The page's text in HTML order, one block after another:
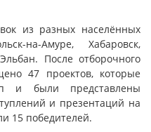
из разных населённых
на-Амуре, Хабаровск,
После отборочного
47 проектов, которые
и были представлены
и презентаций на
15 победителей.